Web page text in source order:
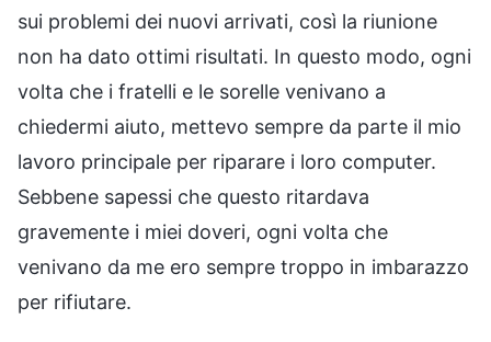
sui problemi dei nuovi arrivati, così la riunione
non ha dato ottimi risultati. In questo modo, ogni
volta che i fratelli e le sorelle venivano a
chiedermi aiuto, mettevo sempre da parte il mio
lavoro principale per riparare i loro computer.
Sebbene sapessi che questo ritardava
gravemente i miei doveri, ogni volta che
venivano da me ero sempre troppo in imbarazzo
per rifiutare.